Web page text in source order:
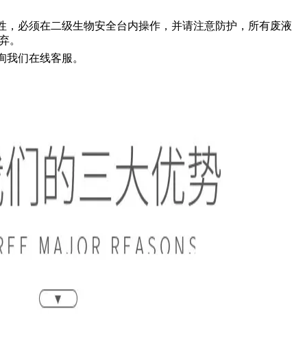
，必须在二级生物安全台内操作，并请注意防护，所有废液
。
们在线客服。